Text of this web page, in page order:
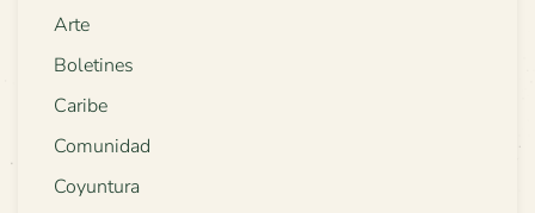
Arte
Boletines
Caribe
Comunidad
Coyuntura